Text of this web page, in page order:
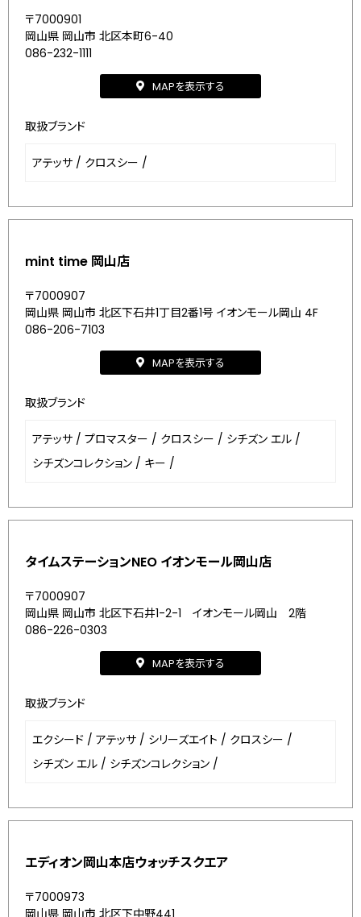
〒7000901
岡山県 岡山市 北区本町6-40
086-232-1111
MAPを表示する
取扱ブランド
アテッサ / クロスシー /
mint time 岡山店
〒7000907
岡山県 岡山市 北区下石井1丁目2番1号 イオンモール岡山 4F
086-206-7103
MAPを表示する
取扱ブランド
アテッサ / プロマスター / クロスシー / シチズン エル /
シチズンコレクション / キー /
タイムステーションNEO イオンモール岡山店
〒7000907
岡山県 岡山市 北区下石井1-2-1 イオンモール岡山 2階
086-226-0303
MAPを表示する
取扱ブランド
エクシード / アテッサ / シリーズエイト / クロスシー /
シチズン エル / シチズンコレクション /
エディオン岡山本店ウォッチスクエア
〒7000973
岡山県 岡山市 北区下中野441